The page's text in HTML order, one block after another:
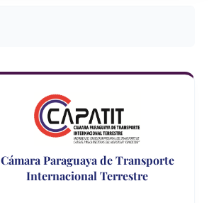
Cámara Paraguaya de Transporte
Internacional Terrestre